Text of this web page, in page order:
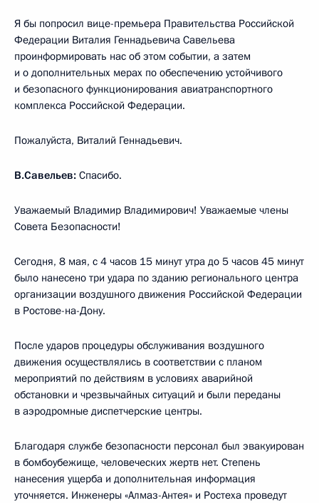
Я бы попросил вице-премьера Правительства Российской
Федерации Виталия Геннадьевича Савельева
проинформировать нас об этом событии, а затем
и о дополнительных мерах по обеспечению устойчивого
и безопасного функционирования авиатранспортного
комплекса Российской Федерации.
Пожалуйста, Виталий Геннадьевич.
В.Савельев: Спасибо.
Уважаемый Владимир Владимирович! Уважаемые члены
Совета Безопасности!
Сегодня, 8 мая, с 4 часов 15 минут утра до 5 часов 45 минут
было нанесено три удара по зданию регионального центра
организации воздушного движения Российской Федерации
в Ростове-на-Дону.
После ударов процедуры обслуживания воздушного
движения осуществлялись в соответствии с планом
мероприятий по действиям в условиях аварийной
обстановки и чрезвычайных ситуаций и были переданы
в аэродромные диспетчерские центры.
Благодаря службе безопасности персонал был эвакуирован
в бомбоубежище, человеческих жертв нет. Степень
нанесения ущерба и дополнительная информация
уточняется. Инженеры «Алмаз-Антея» и Ростеха проведут